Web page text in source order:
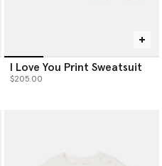
I Love You Print Sweatsuit
$205.00